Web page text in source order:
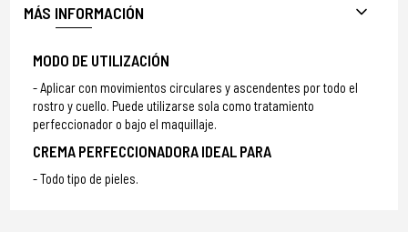
MÁS INFORMACIÓN
MODO DE UTILIZACIÓN
Aplicar con movimientos circulares y ascendentes por todo el
rostro y cuello. Puede utilizarse sola como tratamiento
perfeccionador o bajo el maquillaje.
CREMA PERFECCIONADORA IDEAL PARA
Todo tipo de pieles.